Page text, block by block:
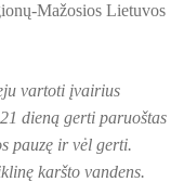
LOCI
Vydūno šviesos festivalis.
Įrengtas Vydūno suolelis
Mažosios Lietuvos
vartoti įvairius
dieną gerti paruoštas
pauzę ir vėl gerti.
karšto vandens.